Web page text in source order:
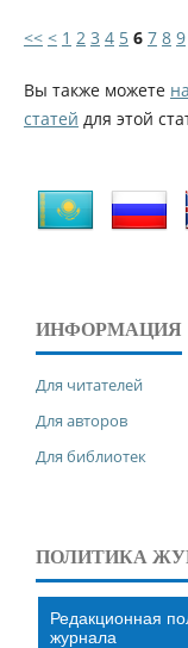
<< < 1 2 3 4 5 6 7 8 9
Вы также можете
статей для этой
ИНФОРМАЦИЯ
Для читателей
Для авторов
Для библиотек
ПОЛИТИКА
Редакционная
журнала